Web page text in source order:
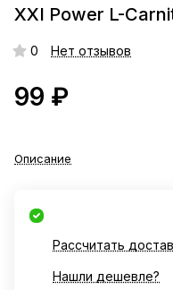
XXI Power L-
0 Нет отзывов
99 ₽
Описание
Рассчитать
Нашли дешевле?